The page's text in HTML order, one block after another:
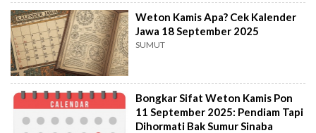
Weton Kamis Apa? Cek Kalender
Jawa 18 September 2025
SUMUT
Bongkar Sifat Weton Kamis Pon
11 September 2025: Pendiam Tapi
Dihormati Bak Sumur Sinaba